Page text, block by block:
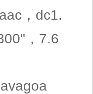
，dc1.
，7.6